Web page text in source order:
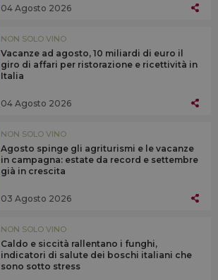
04 Agosto 2026
NON SOLO VINO
Vacanze ad agosto, 10 miliardi di euro il
giro di affari per ristorazione e ricettività in
Italia
04 Agosto 2026
NON SOLO VINO
Agosto spinge gli agriturismi e le vacanze
in campagna: estate da record e settembre
già in crescita
03 Agosto 2026
NON SOLO VINO
Caldo e siccità rallentano i funghi,
indicatori di salute dei boschi italiani che
sono sotto stress